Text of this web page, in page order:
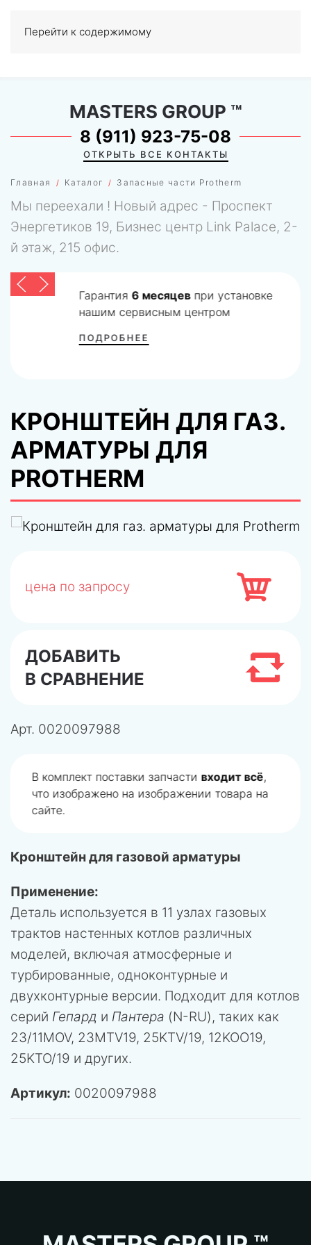
Перейти к содержимому
0
Главная Каталог Запасные части Protherm
MASTERS GROUP ™
8 (911) 923-75-08
ОТКРЫТЬ ВСЕ КОНТАКТЫ
Мы переехали ! Новый адрес - Проспект
Энергетиков 19, Бизнес центр Link Palace, 2-
й этаж, 215 офис.
Гарантия 6 месяцевпри установке
нашим сервисным центром
ПОДРОБНЕЕ
КРОНШТЕЙН ДЛЯ ГАЗ.
АРМАТУРЫ ДЛЯ
PROTHERM
цена по запросу
ДОБАВИТЬ
В СРАВНЕНИЕ
Арт. 0020097988
В комплект поставки запчасти входит всё,
что изображено на изображении товара на
сайте.
Кронштейн для газовой арматуры
Применение:
Деталь используется в 11 узлах газовых
трактов настенных котлов различных
моделей, включая атмосферные и
турбированные, одноконтурные и
двухконтурные версии. Подходит для котлов
серий Гепард и Пантера (N-RU), таких как
23/11MOV, 23MTV19, 25KTV/19, 12KOO19,
25KTO/19 и других.
Артикул: 0020097988